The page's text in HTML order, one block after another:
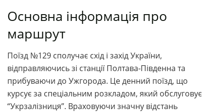
Основна інформація про
маршрут
Поїзд №129 сполучає схід і захід України,
відправляючись зі станції Полтава-Південна та
прибуваючи до Ужгорода. Це денний поїзд, що
курсує за спеціальним розкладом, який обслуговує
“Укрзалізниця”. Враховуючи значну відстань